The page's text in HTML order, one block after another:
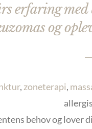
erfaring
og
, zoneterapi,
behov og lover